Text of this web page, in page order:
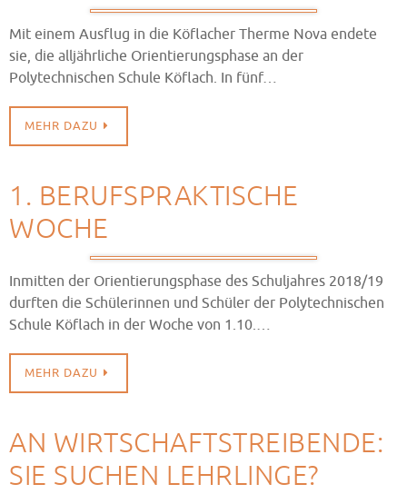
Mit einem Ausflug in die Köflacher Therme Nova endete
sie, die alljährliche Orientierungsphase an der
Polytechnischen Schule Köflach. In fünf…
MEHR DAZU
1. BERUFSPRAKTISCHE
WOCHE
Inmitten der Orientierungsphase des Schuljahres 2018/19
durften die Schülerinnen und Schüler der Polytechnischen
Schule Köflach in der Woche von 1.10.…
MEHR DAZU
AN WIRTSCHAFTSTREIBENDE:
SIE SUCHEN LEHRLINGE?